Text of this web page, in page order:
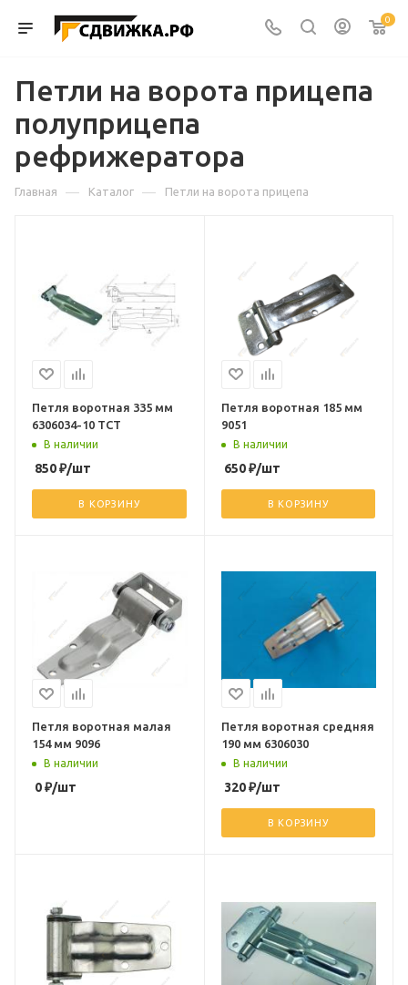
0
Петли на ворота прицепа
полуприцепа
рефрижератора
Главная — Каталог — Петли на ворота прицепа
Петля воротная 335 мм
6306034-10 ТСТ
В наличии
850₽/шт
В КОРЗИНУ
Петля воротная 185 мм
9051
В наличии
650₽/шт
В КОРЗИНУ
Петля воротная малая
154 мм 9096
В наличии
0₽/шт
Петля воротная средняя
190 мм 6306030
В наличии
320₽/шт
В КОРЗИНУ